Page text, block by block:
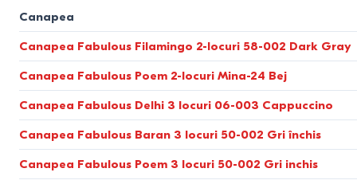
gri-maroniu
crem
smaralad
cafeniu
verde smarald
gri, negru
bej-gri
maro deschis
1500*2010
1500*2680
1860*1930
1400*2020
1500*1900
1560*2000
1400*1870
1000*1850
2000*1500
Spațiul de dormit.Pentru doi adulți, standardul începe de la
Compararea mecanismelor de
De tipul mecanismului depinde rezistența la uzură a pardoselii
Mecanism Destinație
Canapea
Canapea Fabulous Filamingo 2-locuri 58-002 Dark Gray
Canapea Fabulous Poem 2-locuri Mina-24 Bej
Canapea Fabulous Delhi 3 locuri 06-003 Cappuccino
Canapea Fabulous Baran 3 locuri 50-002 Gri închis
Canapea Fabulous Poem 3 locuri 50-002 Gri inchis